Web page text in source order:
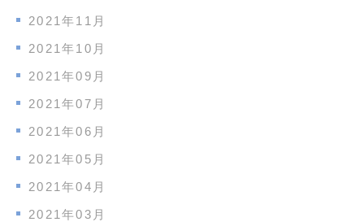
2021年11月
2021年10月
2021年09月
2021年07月
2021年06月
2021年05月
2021年04月
2021年03月